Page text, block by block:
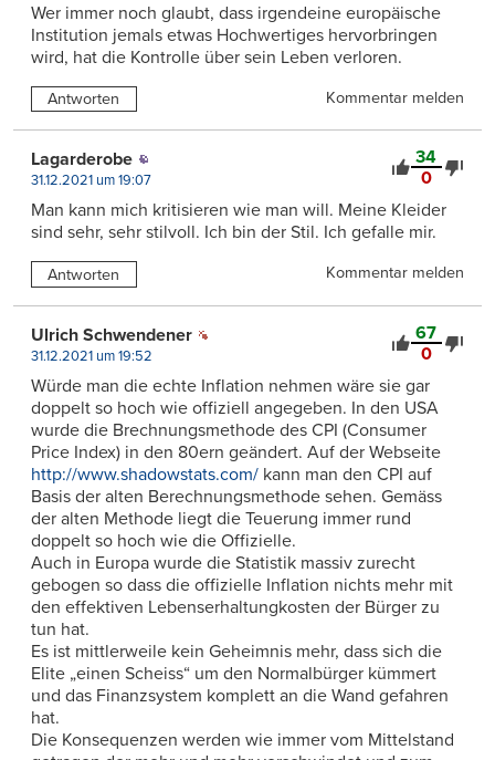
Wer immer noch glaubt, dass irgendeine europäische
Institution jemals etwas Hochwertiges hervorbringen
wird, hat die Kontrolle über sein Leben verloren.
Antworten Kommentar melden
34
0
Lagarderobe
31.12.2021 um 19:07
Man kann mich kritisieren wie man will. Meine Kleider
sind sehr, sehr stilvoll. Ich bin der Stil. Ich gefalle mir.
Antworten Kommentar melden
67
0
Ulrich Schwendener
31.12.2021 um 19:52
Würde man die echte Inflation nehmen wäre sie gar
doppelt so hoch wie offiziell angegeben. In den USA
wurde die Brechnungsmethode des CPI (Consumer
Price Index) in den 80ern geändert. Auf der Webseite
http://www.shadowstats.com/ kann man den CPI auf
Basis der alten Berechnungsmethode sehen. Gemäss
der alten Methode liegt die Teuerung immer rund
doppelt so hoch wie die Offizielle.
Auch in Europa wurde die Statistik massiv zurecht
gebogen so dass die offizielle Inflation nichts mehr mit
den effektiven Lebenserhaltungkosten der Bürger zu
tun hat.
Es ist mittlerweile kein Geheimnis mehr, dass sich die
Elite „einen Scheiss“ um den Normalbürger kümmert
und das Finanzsystem komplett an die Wand gefahren
hat.
Die Konsequenzen werden wie immer vom Mittelstand